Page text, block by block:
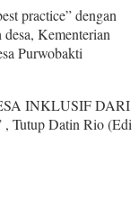
practice” dengan
Kementerian
Purwobakti
INKLUSIF DARI
Tutup Datin Rio (Edi